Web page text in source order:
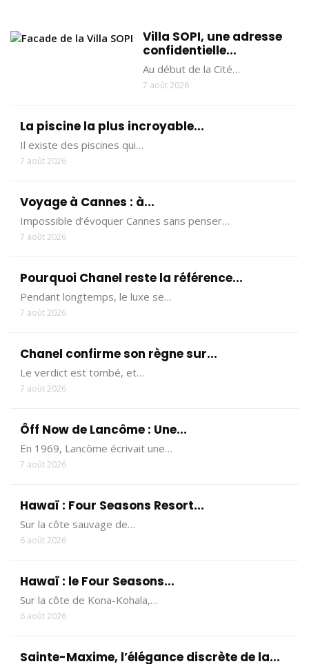
Villa SOPI, une adresse
confidentielle...
Au début de la Cité…
7 août 2026
La piscine la plus incroyable...
Il existe des piscines qui…
7 août 2026
Voyage à Cannes : à...
Impossible d’évoquer Cannes sans penser…
7 août 2026
Pourquoi Chanel reste la référence...
Pendant longtemps, le luxe se…
7 août 2026
Chanel confirme son règne sur...
Le verdict est tombé, et…
7 août 2026
Ôff Now de Lancôme : Une...
En 1969, Lancôme écrivait une…
7 août 2026
Hawaï : Four Seasons Resort...
Sur la côte sauvage de…
6 août 2026
Hawaï : le Four Seasons...
Sur la côte de Kona-Kohala,…
6 août 2026
Sainte-Maxime, l’élégance discrète de la...